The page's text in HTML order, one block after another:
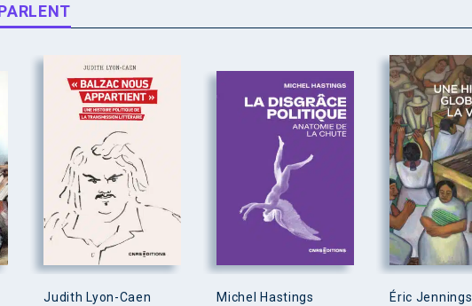
Judith Lyon-Caen Michel Hastings Éric Jennings